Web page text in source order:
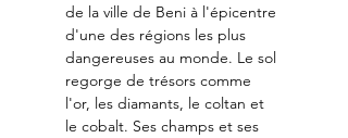
de la ville de Beni à l'épicentre
d'une des régions les plus
dangereuses au monde. Le sol
regorge de trésors comme
l'or, les diamants, le coltan et
le cobalt. Ses champs et ses